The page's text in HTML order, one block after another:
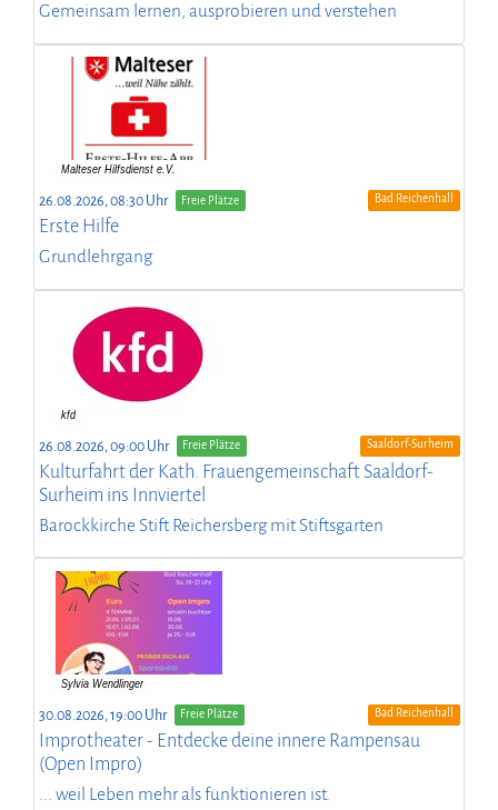
Gemeinsam lernen, ausprobieren und verstehen
26.08.2026, 08:30 Uhr Freie Plätze Bad Reichenhall
Erste Hilfe
Grundlehrgang
26.08.2026, 09:00 Uhr Freie Plätze Saaldorf-Surheim
Kulturfahrt der Kath. Frauengemeinschaft Saaldorf-
Surheim ins Innviertel
Barockkirche Stift Reichersberg mit Stiftsgarten
30.08.2026, 19:00 Uhr Freie Plätze Bad Reichenhall
Improtheater - Entdecke deine innere Rampensau
(Open Impro)
... weil Leben mehr als funktionieren ist.